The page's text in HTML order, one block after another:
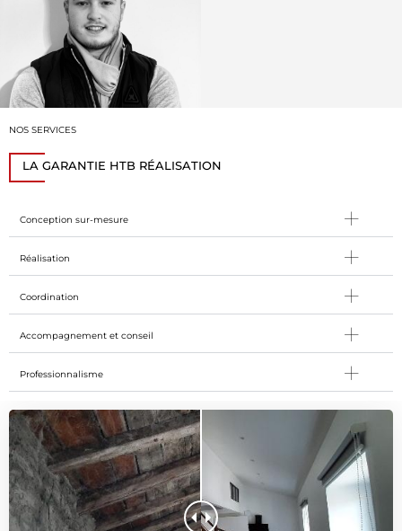
NOS SERVICES
LA GARANTIE HTB RÉALISATION
Conception sur-mesure
Réalisation
Coordination
Accompagnement et conseil
Professionnalisme